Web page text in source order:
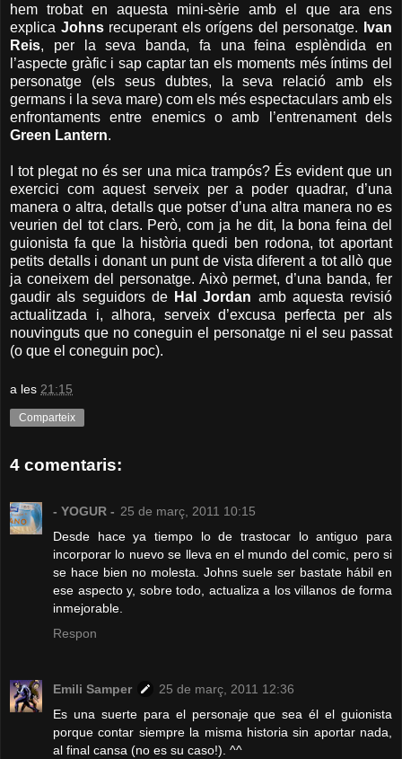
hem trobat en aquesta mini-sèrie amb el que ara ens
explica Johnsrecuperant els orígens del personatge.
Ivan
Reis, per la seva banda, fa una feina esplèndida en
l’aspecte gràfic i sap captar tan els moments més íntims del
personatge (els seus dubtes, la seva relació amb els
germans i la seva mare) com els més espectaculars amb els
enfrontaments entre enemics o amb l’entrenament dels
Green Lantern.
I tot plegat no és ser una mica trampós? És evident que un
exercici com aquest serveix per a poder quadrar, d’una
manera o altra, detalls que potser d’una altra manera no es
veurien del tot clars. Però, com ja he dit, la bona feina del
guionista fa que la història quedi ben rodona, tot aportant
petits detalls i donant un punt de vista diferent a tot allò que
ja coneixem del personatge. Això permet, d’una banda, fer
gaudir als seguidors de Hal Jordan amb aquesta revisió
actualitzada i, alhora, serveix d’excusa perfecta per als
nouvinguts que no coneguin el personatge ni el seu passat
(o que el coneguin poc).
a les 21:15
Comparteix
4 comentaris:
- YOGUR - 25 de març, 2011 10:15
Desde hace ya tiempo lo de trastocar lo antiguo para
incorporar lo nuevo se lleva en el mundo del comic, pero si
se hace bien no molesta. Johns suele ser bastate hábil en
ese aspecto y, sobre todo, actualiza a los villanos de forma
inmejorable.
Respon
Emili Samper
25 de març, 2011 12:36
Es una suerte para el personaje que sea él el guionista
porque contar siempre la misma historia sin aportar nada,
al final cansa (no es su caso!). ^^